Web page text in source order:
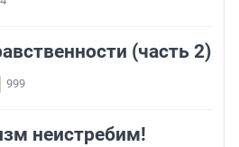
(часть 2)
999
неистребим!